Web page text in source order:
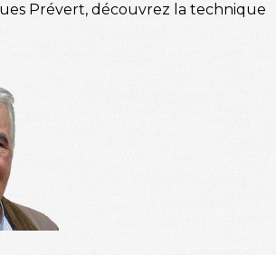
Prévert, découvrez la technique